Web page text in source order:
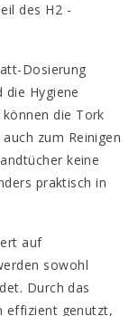
des H2 -
Dosierung
die Hygiene
die Tork
zum Reinigen
keine
praktisch in
auf
sowohl
Durch das
effizient genutzt,